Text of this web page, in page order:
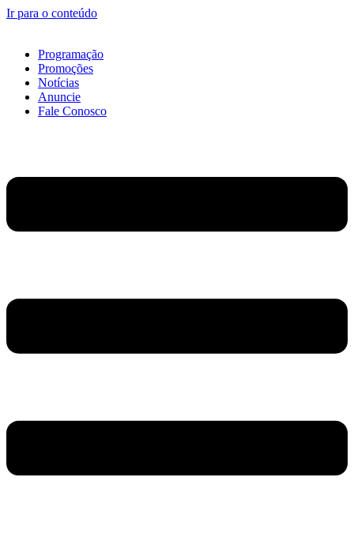
Ir para o conteúdo
Programação
Promoções
Notícias
Anuncie
Fale Conosco